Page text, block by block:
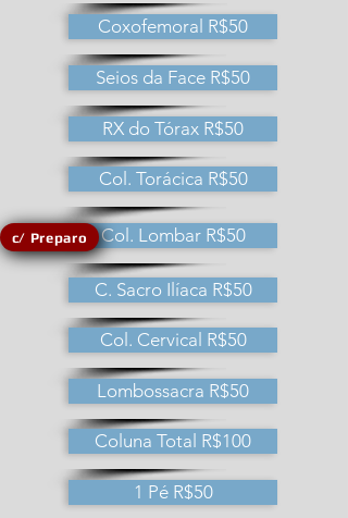
Coxofemoral R$50
Seios da Face R$50
RX do Tórax R$50
Col. Torácica R$50
Col. Lombar R$50
c/ Preparo
C. Sacro Ilíaca R$50
Col. Cervical R$50
Lombossacra R$50
Coluna Total R$100
1 Pé R$50